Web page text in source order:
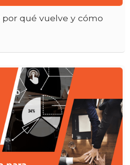
por qué vuelve y cómo